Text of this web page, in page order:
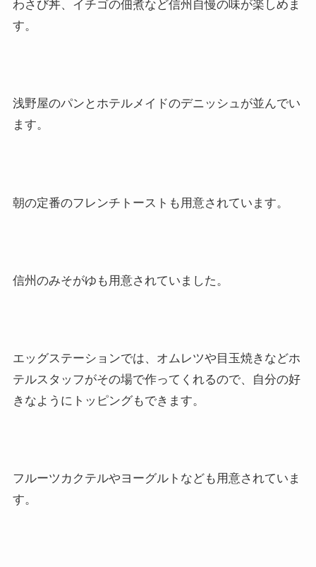
わさび丼、イチゴの佃煮など信州自慢の味が楽しめま
す。
浅野屋のパンとホテルメイドのデニッシュが並んでい
ます。
朝の定番のフレンチトーストも用意されています。
信州のみそがゆも用意されていました。
エッグステーションでは、オムレツや目玉焼きなどホ
テルスタッフがその場で作ってくれるので、自分の好
きなようにトッピングもできます。
フルーツカクテルやヨーグルトなども用意されていま
す。